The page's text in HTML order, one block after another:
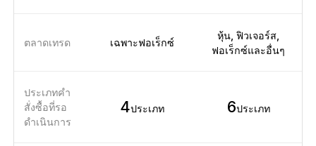
ตลาดเทรด เฉพาะฟอเร็กซ์
หุ้น, ฟิวเจอร์ส,
ฟอเร็กซ์และอื่นๆ
ประเภทคำ
สั่งซื้อที่รอ
ดำเนินการ
4ประเภท 6ประเภท